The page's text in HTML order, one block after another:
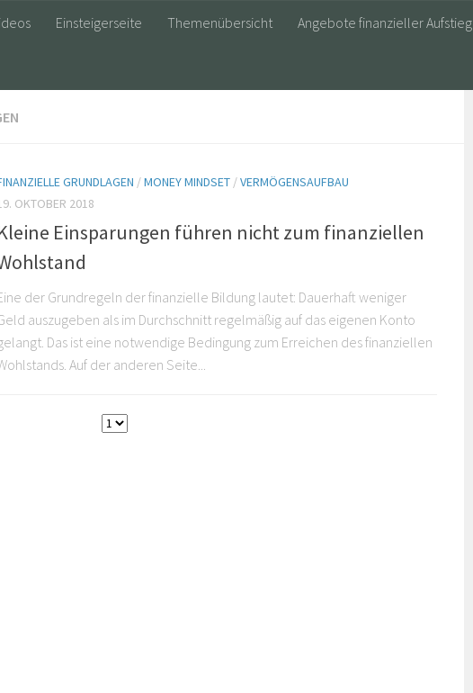
Einsteigerseite Themenübersicht Angebote finanzieller Aufstieg
GRUNDLAGEN /MONEY MINDSET /VERMÖGENSAUFBAU
OKTOBER 2018
Einsparungen führen nicht zum finanziellen
der Grundregeln der finanzielle Bildung lautet: Dauerhaft weniger
auszugeben als im Durchschnitt regelmäßig auf das eigenen Konto
Das ist eine notwendige Bedingung zum Erreichen des finanziellen
Auf der anderen Seite...